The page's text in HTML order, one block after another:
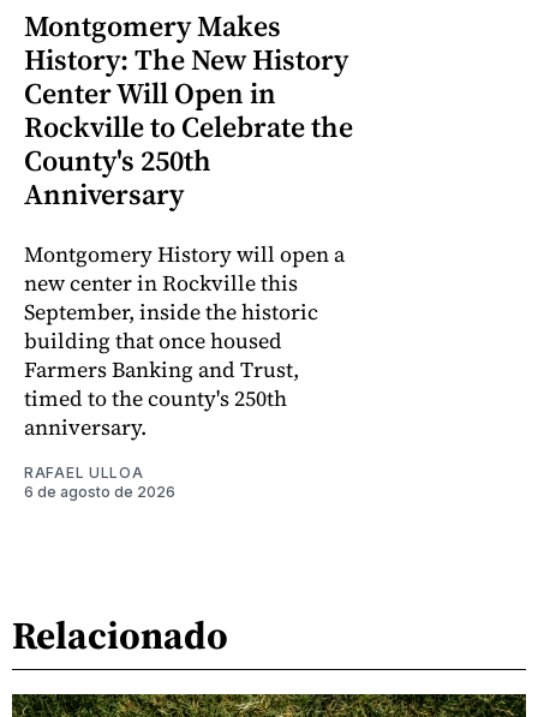
Montgomery Makes
History: The New History
Center Will Open in
Rockville to Celebrate the
County's 250th
Anniversary
Montgomery History will open a
new center in Rockville this
September, inside the historic
building that once housed
Farmers Banking and Trust,
timed to the county's 250th
anniversary.
RAFAEL ULLOA
6 de agosto de 2026
Relacionado